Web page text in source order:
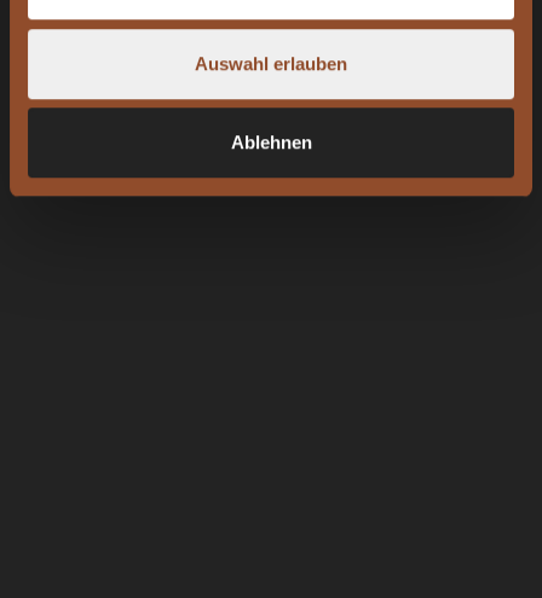
Auswahl erlauben
Ablehnen